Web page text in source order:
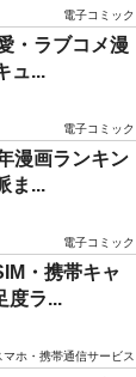
電子コミック
・ラブコメ漫
ュ...
電子コミック
漫画ランキン
ま...
電子コミック
・携帯キャ
度ラ...
マホ・携帯通信サービス